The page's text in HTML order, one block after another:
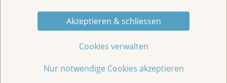
Akzeptieren & schliessen
Cookies verwalten
Nur notwendige Cookies akzeptieren
Tel. 062 834 75 75
admin@krebsliga-aargau.ch
Privatsphäre-Einstellungen